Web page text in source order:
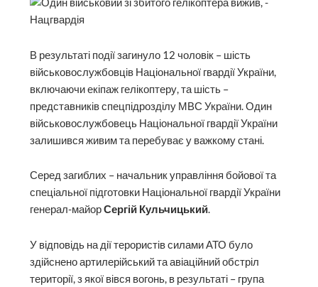
В результаті події загинуло 12 чоловік – шість
військовослужбовців Національної гвардії України,
включаючи екіпаж гелікоптеру, та шість –
представників спецпідрозділу МВС України. Один
військовослужбовець Національної гвардії України
залишився живим та перебуває у важкому стані.
Серед загиблих – начальник управління бойової та
спеціальної підготовки Національної гвардії України
генерал-майорСергій Кульчицький.
У відповідь на дії терористів силами АТО було
здійснено артилерійський та авіаційний обстріл
території, з якої вівся вогонь, в результаті – група